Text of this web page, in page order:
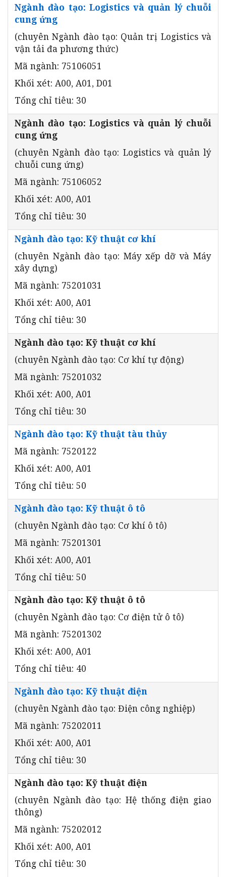
Ngành đào tạo: Logistics và quản lý chuỗi
cung ứng
(chuyên Ngành đào tạo: Quản trị Logistics và
vận tải đa phương thức)
Mã ngành: 75106051
Khối xét: A00, A01, D01
Tổng chỉ tiêu: 30
Ngành đào tạo: Logistics và quản lý chuỗi
cung ứng
(chuyên Ngành đào tạo: Logistics và quản lý
chuỗi cung ứng)
Mã ngành: 75106052
Khối xét: A00, A01
Tổng chỉ tiêu: 30
Ngành đào tạo: Kỹ thuật cơ khí
(chuyên Ngành đào tạo: Máy xếp dỡ và Máy
xây dựng)
Mã ngành: 75201031
Khối xét: A00, A01
Tổng chỉ tiêu: 30
Ngành đào tạo: Kỹ thuật cơ khí
(chuyên Ngành đào tạo: Cơ khí tự động)
Mã ngành: 75201032
Khối xét: A00, A01
Tổng chỉ tiêu: 30
Ngành đào tạo: Kỹ thuật tàu thủy
Mã ngành: 7520122
Khối xét: A00, A01
Tổng chỉ tiêu: 50
Ngành đào tạo: Kỹ thuật ô tô
(chuyên Ngành đào tạo: Cơ khí ô tô)
Mã ngành: 75201301
Khối xét: A00, A01
Tổng chỉ tiêu: 50
Ngành đào tạo: Kỹ thuật ô tô
(chuyên Ngành đào tạo: Cơ điện tử ô tô)
Mã ngành: 75201302
Khối xét: A00, A01
Tổng chỉ tiêu: 40
Ngành đào tạo: Kỹ thuật điện
(chuyên Ngành đào tạo: Điện công nghiệp)
Mã ngành: 75202011
Khối xét: A00, A01
Tổng chỉ tiêu: 30
Ngành đào tạo: Kỹ thuật điện
(chuyên Ngành đào tạo: Hệ thống điện giao
thông)
Mã ngành: 75202012
Khối xét: A00, A01
Tổng chỉ tiêu: 30